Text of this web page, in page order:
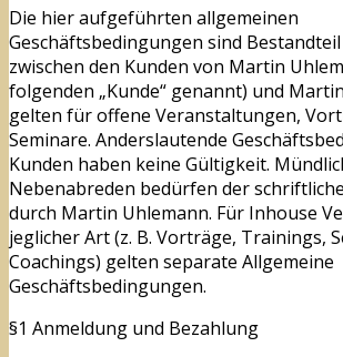
Die hier aufgeführten allgemeinen
Geschäftsbedingungen sind
zwischen den Kunden von Martin
folgenden „Kunde“ genannt) und
gelten für offene Veranstaltungen,
Seminare. Anderslautende
Kunden haben keine Gültigkeit.
Nebenabreden bedürfen der
durch Martin Uhlemann. Für Inhouse
jeglicher Art (z. B. Vorträge, Trainings,
Coachings) gelten separate Allgemeine
Geschäftsbedingungen.
§1 Anmeldung und Bezahlung